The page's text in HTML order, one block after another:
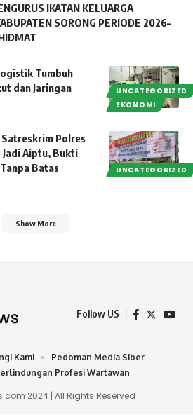
IKATAN KELUARGA
SORONG PERIODE 2026–
UNCATEGORIZED
EKONOMI
Tumbuh
dan Jaringan
UNCATEGORIZED
Satreskrim Polres
Aiptu, Bukti
Batas
Show More
Follow US
2024 | All Rights Reserved
Kami
Pedoman Media Siber
Profesi Wartawan